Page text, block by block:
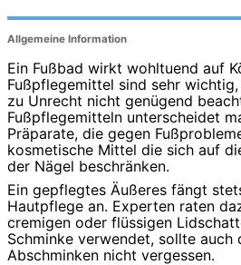
Allgemeine Information
Ein Fußbad wirkt wohltuend auf
Fußpflegemittel sind sehr
zu Unrecht nicht genügend
Fußpflegemitteln unterscheidet
Präparate, die gegen
kosmetische Mittel die sich auf
der Nägel beschränken.
Ein gepflegtes Äußeres fängt
Hautpflege an. Experten raten
cremigen oder flüssigen
Schminke verwendet, sollte auch
Abschminken nicht vergessen.